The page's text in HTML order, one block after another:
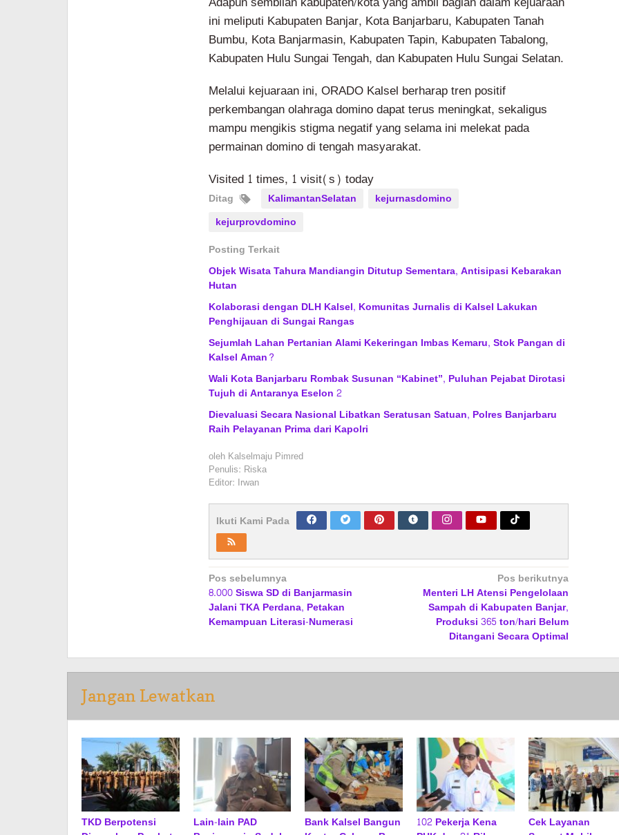
ini meliputi Kabupaten Banjar, Kota Banjarbaru, Kabupaten Tanah
Bumbu, Kota Banjarmasin, Kabupaten Tapin, Kabupaten Tabalong,
Kabupaten Hulu Sungai Tengah, dan Kabupaten Hulu Sungai Selatan.
Melalui kejuaraan ini, ORADO Kalsel berharap tren positif
perkembangan olahraga domino dapat terus meningkat, sekaligus
mampu mengikis stigma negatif yang selama ini melekat pada
permainan domino di tengah masyarakat.
Visited 1 times, 1 visit(s) today
Ditag KalimantanSelatan
kejurnasdomino
kejurprovdomino
Posting Terkait
Objek Wisata Tahura Mandiangin Ditutup Sementara, Antisipasi Kebarakan
Hutan
Kolaborasi dengan DLH Kalsel, Komunitas Jurnalis di Kalsel Lakukan
Penghijauan di Sungai Rangas
Sejumlah Lahan Pertanian Alami Kekeringan Imbas Kemaru, Stok Pangan di
Kalsel Aman?
Wali Kota Banjarbaru Rombak Susunan “Kabinet”, Puluhan Pejabat Dirotasi
Tujuh di Antaranya Eselon 2
Dievaluasi Secara Nasional Libatkan Seratusan Satuan, Polres Banjarbaru
Raih Pelayanan Prima dari Kapolri
oleh Kalselmaju Pimred
Penulis: Riska
Editor: Irwan
Ikuti Kami Pada
Navigasi
pos
Pos sebelumnya
8.000 Siswa SD di Banjarmasin
Jalani TKA Perdana, Petakan
Kemampuan Literasi-Numerasi
Pos berikutnya
Menteri LH Atensi Pengelolaan
Sampah di Kabupaten Banjar,
Produksi 365 ton/hari Belum
Ditangani Secara Optimal
Jangan Lewatkan
TKD Berpotensi
Lain-lain PAD
Bank Kalsel Bangun
102 Pekerja Kena
Cek Layanan